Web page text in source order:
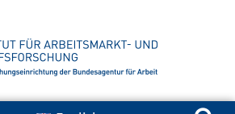
Suchen nach: